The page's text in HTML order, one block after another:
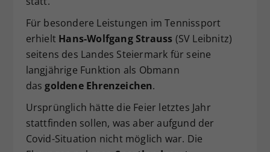
Für besondere Leistungen im Tennissport
erhielt Hans-Wolfgang Strauss (SV Leibnitz)
seitens des Landes Steiermark für seine
langjährige Funktion als Obmann
das goldene Ehrenzeichen.
Ursprünglich hätte die Feier letztes Jahr
stattfinden sollen, was aber aufgund der
Covid-Situation nicht möglich war. Die
Zweck
Einstellungen. Unter anderem eine
zufällig generierte ID, für die
historische Speicherung Ihrer
vorgenommen Einstellungen, falls der
Webseiten-Betreiber dies eingestellt